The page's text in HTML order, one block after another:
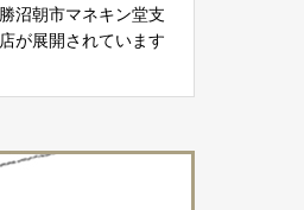
勝沼朝市マネキン堂支
店が展開されています